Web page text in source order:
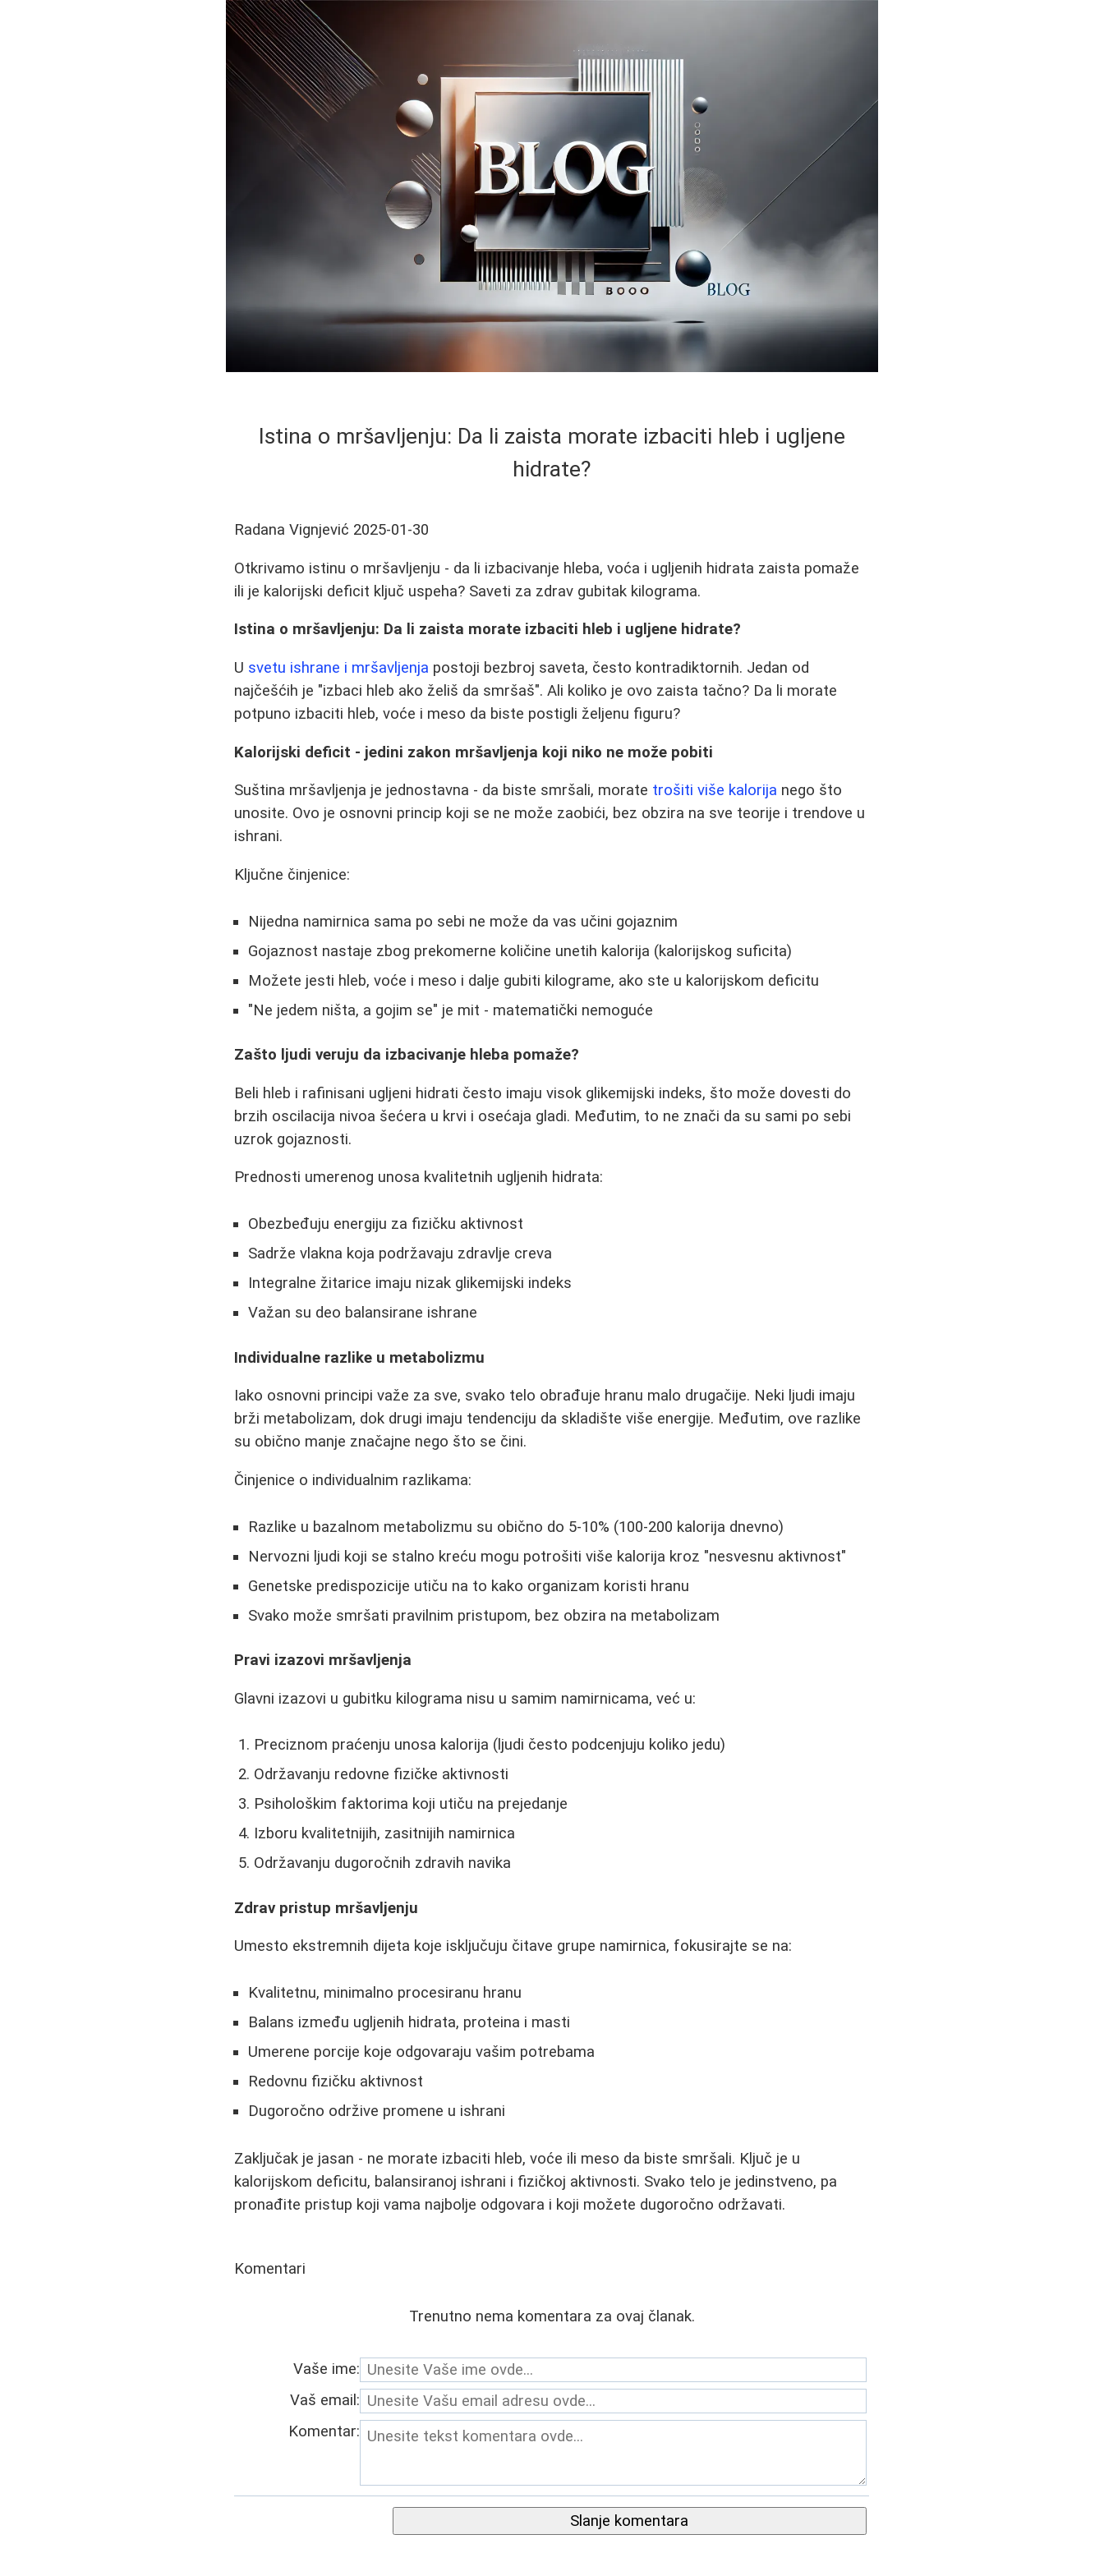
Istina o mršavljenju: Da li zaista morate izbaciti hleb i ugljene
hidrate?
Radana Vignjević 2025-01-30
Otkrivamo istinu o mršavljenju - da li izbacivanje hleba, voća i ugljenih hidrata zaista pomaže
ili je kalorijski deficit ključ uspeha? Saveti za zdrav gubitak kilograma.
Istina o mršavljenju: Da li zaista morate izbaciti hleb i ugljene hidrate?
U svetu ishrane i mršavljenja postoji bezbroj saveta, često kontradiktornih. Jedan od
najčešćih je "izbaci hleb ako želiš da smršaš". Ali koliko je ovo zaista tačno? Da li morate
potpuno izbaciti hleb, voće i meso da biste postigli željenu figuru?
Kalorijski deficit - jedini zakon mršavljenja koji niko ne može pobiti
Suština mršavljenja je jednostavna - da biste smršali, morate trošiti više kalorija nego što
unosite. Ovo je osnovni princip koji se ne može zaobići, bez obzira na sve teorije i trendove u
ishrani.
Ključne činjenice:
Nijedna namirnica sama po sebi ne može da vas učini gojaznim
Gojaznost nastaje zbog prekomerne količine unetih kalorija (kalorijskog suficita)
Možete jesti hleb, voće i meso i dalje gubiti kilograme, ako ste u kalorijskom deficitu
"Ne jedem ništa, a gojim se" je mit - matematički nemoguće
Zašto ljudi veruju da izbacivanje hleba pomaže?
Beli hleb i rafinisani ugljeni hidrati često imaju visok glikemijski indeks, što može dovesti do
brzih oscilacija nivoa šećera u krvi i osećaja gladi. Međutim, to ne znači da su sami po sebi
uzrok gojaznosti.
Prednosti umerenog unosa kvalitetnih ugljenih hidrata:
Obezbeđuju energiju za fizičku aktivnost
Sadrže vlakna koja podržavaju zdravlje creva
Integralne žitarice imaju nizak glikemijski indeks
Važan su deo balansirane ishrane
Individualne razlike u metabolizmu
Iako osnovni principi važe za sve, svako telo obrađuje hranu malo drugačije. Neki ljudi imaju
brži metabolizam, dok drugi imaju tendenciju da skladište više energije. Međutim, ove razlike
su obično manje značajne nego što se čini.
Činjenice o individualnim razlikama:
Razlike u bazalnom metabolizmu su obično do 5-10% (100-200 kalorija dnevno)
Nervozni ljudi koji se stalno kreću mogu potrošiti više kalorija kroz "nesvesnu aktivnost"
Genetske predispozicije utiču na to kako organizam koristi hranu
Svako može smršati pravilnim pristupom, bez obzira na metabolizam
Pravi izazovi mršavljenja
Glavni izazovi u gubitku kilograma nisu u samim namirnicama, već u:
Preciznom praćenju unosa kalorija (ljudi često podcenjuju koliko jedu)
Održavanju redovne fizičke aktivnosti
Psihološkim faktorima koji utiču na prejedanje
Izboru kvalitetnijih, zasitnijih namirnica
Održavanju dugoročnih zdravih navika
Zdrav pristup mršavljenju
Umesto ekstremnih dijeta koje isključuju čitave grupe namirnica, fokusirajte se na:
Kvalitetnu, minimalno procesiranu hranu
Balans između ugljenih hidrata, proteina i masti
Umerene porcije koje odgovaraju vašim potrebama
Redovnu fizičku aktivnost
Dugoročno održive promene u ishrani
Zaključak je jasan - ne morate izbaciti hleb, voće ili meso da biste smršali. Ključ je u
kalorijskom deficitu, balansiranoj ishrani i fizičkoj aktivnosti. Svako telo je jedinstveno, pa
pronađite pristup koji vama najbolje odgovara i koji možete dugoročno održavati.
Komentari
Trenutno nema komentara za ovaj članak.
Vaše ime:
Vaš email:
Komentar:
Slanje komentara